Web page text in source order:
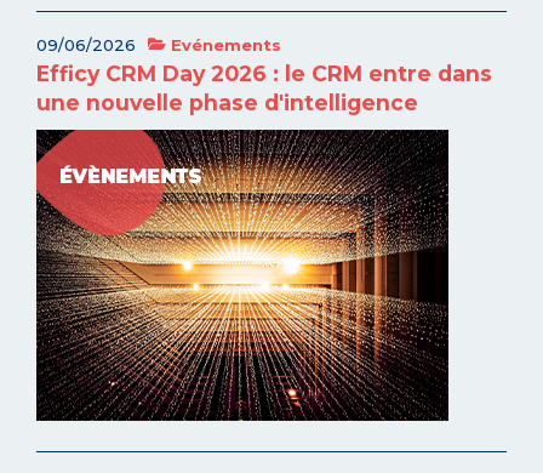
09/06/2026 Evénements
Efficy CRM Day 2026 : le CRM entre dans
une nouvelle phase d'intelligence